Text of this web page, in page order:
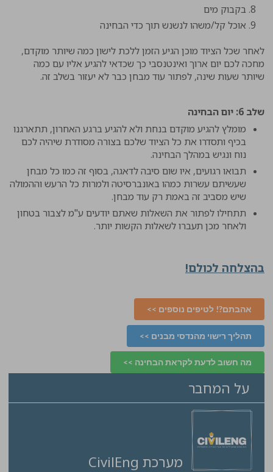
בקבוק מים
אוכל קל/משהו לנשנש תוך כדי הבחינה
לאחר שכל הציוד מוכן הגיע הזמן ללכת לישון כמה שיותר מוקדם,
מחכה לכם יום ארוך ואינטנסבי כך שכדאי להגיע אליו עם כמה
שיותר שעות שינה, לפתור עוד מבחן כבר לא יעזור בשלב זה.
שלב 6: יום הבחינה
מומלץ להגיע מוקדם בנחת ולא להגיע ברגע האחרון, תתארגנו
בכיף ותסדרו את כל הציוד שלכם בצורה מסודרת שיהיה לכם
נוח ונגיש במהלך הבחינה.
תבואו רגועים, איו שום סיבה לדאגה, בסוף זה כמו כל מבחן
שעשיתם עשרות כמהו באונברסיטה ולמרות כל הרעש וההמולה
שיש מסביב זה באמת רק עוד מבחן.
תתחילו לפתור את השאלות שאתם יודעים ע"מ לצבור בטחון
ולאחר מכן תעברו לשאלות הקשות יותר.
בהצלחה לכולם!
אהבתם?! לטיפים נוספים >>
תהליך רישוי מהנדסי מבנים >>
מה חשוב לדעת לקראת הבחינה >>
על המחבר
מערכת CivilEng